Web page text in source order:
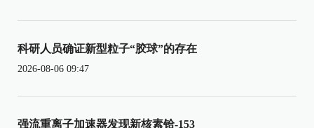
科研人员确证新型粒子“胶球”的存在
2026-08-06 09:47
强流重离子加速器发现新核素铪-153